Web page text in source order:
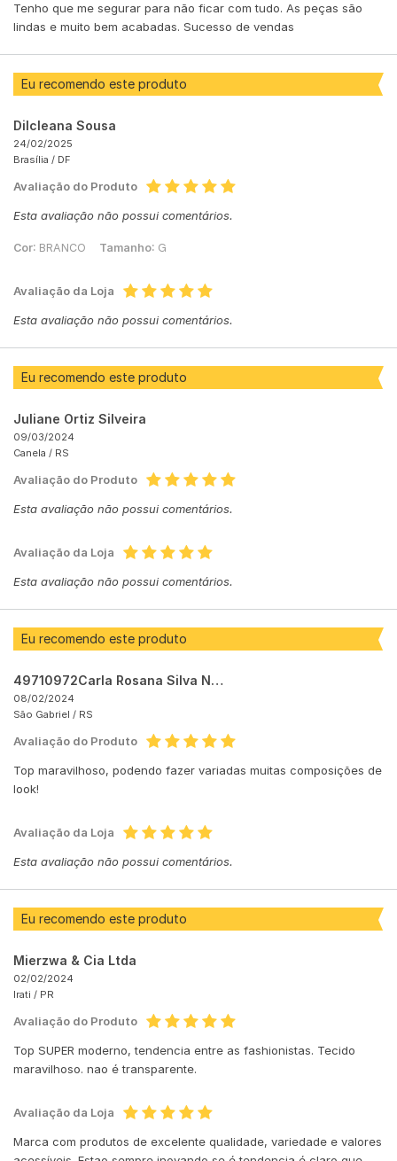
Tenho que me segurar para não ficar com tudo. As peças são
lindas e muito bem acabadas. Sucesso de vendas
Eu recomendo este produto
Dilcleana Sousa
24/02/2025
Brasília / DF
Avaliação do Produto
Esta avaliação não possui comentários.
Cor: BRANCO Tamanho: G
Avaliação da Loja
Esta avaliação não possui comentários.
Eu recomendo este produto
Juliane Ortiz Silveira
09/03/2024
Canela / RS
Avaliação do Produto
Esta avaliação não possui comentários.
Avaliação da Loja
Esta avaliação não possui comentários.
Eu recomendo este produto
49710972Carla Rosana Silva Nunes
08/02/2024
São Gabriel / RS
Avaliação do Produto
Top maravilhoso, podendo fazer variadas muitas composições de
look!
Avaliação da Loja
Esta avaliação não possui comentários.
Eu recomendo este produto
Mierzwa & Cia Ltda
02/02/2024
Irati / PR
Avaliação do Produto
Top SUPER moderno, tendencia entre as fashionistas. Tecido
maravilhoso. nao é transparente.
Avaliação da Loja
Marca com produtos de excelente qualidade, variedade e valores